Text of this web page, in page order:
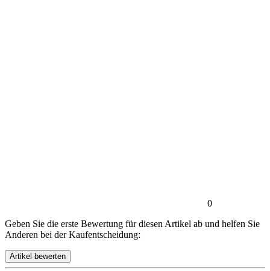
0
Geben Sie die erste Bewertung für diesen Artikel ab und helfen Sie
Anderen bei der Kaufentscheidung: